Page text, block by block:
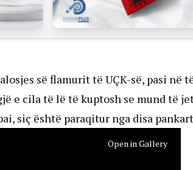
së flamurit të UÇK-së, pasi në
e cila të lë të kuptosh se mund të
siç është paraqitur nga disa
Open in Gallery